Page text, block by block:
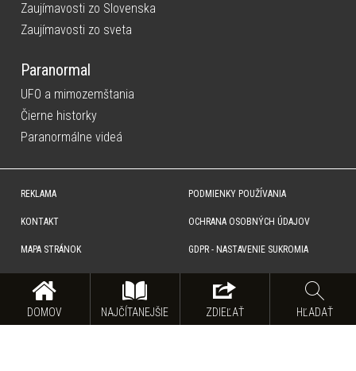
DOMOV NAJČÍTANEJŠIE ZDIEĽAŤ HĽADAŤ
Zaujímavosti zo Slovenska
Zaujímavosti zo sveta
Paranormal
UFO a mimozemštania
Čierne historky
Paranormálne videá
REKLAMA
KONTAKT
MAPA STRÁNOK
PODMIENKY POUŽÍVANIA
OCHRANA OSOBNÝCH ÚDAJOV
GDPR - NASTAVENIE SUKROMIA
súhlas na rozmnožovanie, šírenie a na verejný prenos obsahu. Na tejto stránke môžu byť umiestnené reklamné
odkazy, alebo reklamné produkty.